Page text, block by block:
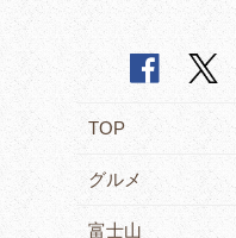
TOP
グルメ
富士山